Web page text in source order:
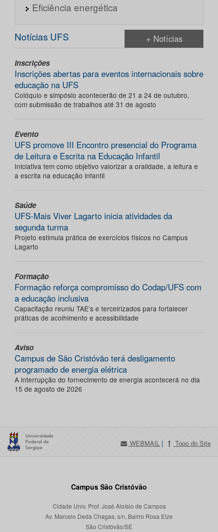
Eficiência energética
Notícias UFS + Notícias
Inscrições
Inscrições abertas para eventos internacionais sobre
educação na UFS
Colóquio e simpósio acontecerão de 21 a 24 de outubro,
com submissão de trabalhos até 31 de agosto
Evento
UFS promove III Encontro presencial do Programa
de Leitura e Escrita na Educação Infantil
Iniciativa tem como objetivo valorizar a oralidade, a leitura e
a escrita na educação infantil
Saúde
UFS-Mais Viver Lagarto inicia atividades da
segunda turma
Projeto estimula prática de exercícios físicos no Campus
Lagarto
Formação
Formação reforça compromisso do Codap/UFS com
a educação inclusiva
Capacitação reuniu TAE’s e terceirizados para fortalecer
práticas de acolhimento e acessibilidade
Aviso
Campus de São Cristóvão terá desligamento
programado de energia elétrica
A interrupção do fornecimento de energia acontecerá no dia
15 de agosto de 2026
WEBMAIL | Topo do Site
Campus São Cristóvão
Cidade Univ. Prof. José Aloísio de Campos
Av. Marcelo Deda Chagas, s/n, Bairro Rosa Elze
São Cristóvão/SE